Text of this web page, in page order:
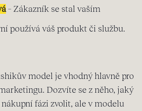
– Zákazník se stal vaším
používá váš produkt či službu.
model je vhodný hlavně pro
Dozvíte se z něho, jaký
fázi zvolit, ale v modelu